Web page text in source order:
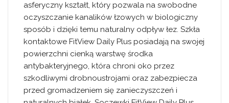
asferyczny kształt, który pozwala na swobodne
oczyszczanie kanalików łzowych w biologiczny
sposób i dzięki temu naturalny odpływ łez. Szkła
kontaktowe FitView Daily Plus posiadają na swojej
powierzchni cienką warstwę środka
antybakteryjnego, która chroni oko przez
szkodliwymi drobnoustrojami oraz zabezpiecza
przed gromadzeniem się zanieczyszczeń i